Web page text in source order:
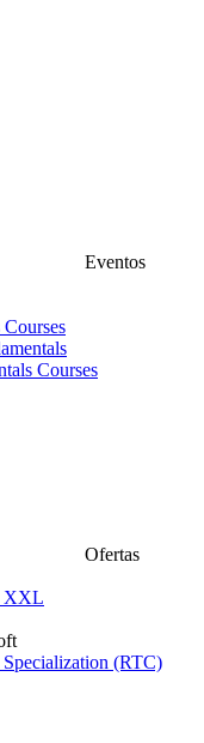
Eventos
Courses
Ofertas
XXL
(RTC)